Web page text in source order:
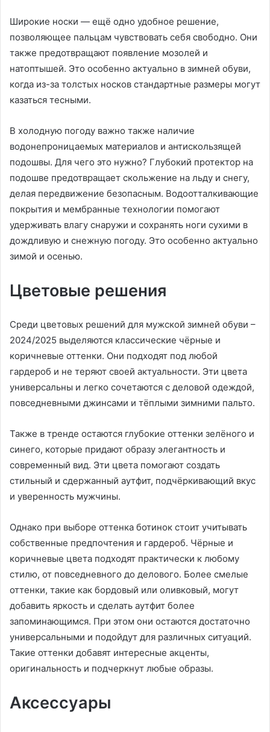
Широкие носки — ещё одно удобное решение,
позволяющее пальцам чувствовать себя свободно. Они
также предотвращают появление мозолей и
натоптышей. Это особенно актуально в зимней обуви,
когда из-за толстых носков стандартные размеры могут
казаться тесными.
В холодную погоду важно также наличие
водонепроницаемых материалов и антискользящей
подошвы. Для чего это нужно? Глубокий протектор на
подошве предотвращает скольжение на льду и снегу,
делая передвижение безопасным. Водоотталкивающие
покрытия и мембранные технологии помогают
удерживать влагу снаружи и сохранять ноги сухими в
дождливую и снежную погоду. Это особенно актуально
зимой и осенью.
Цветовые решения
Среди цветовых решений для мужской зимней обуви –
2024/2025 выделяются классические чёрные и
коричневые оттенки. Они подходят под любой
гардероб и не теряют своей актуальности. Эти цвета
универсальны и легко сочетаются с деловой одеждой,
повседневными джинсами и тёплыми зимними пальто.
Также в тренде остаются глубокие оттенки зелёного и
синего, которые придают образу элегантность и
современный вид. Эти цвета помогают создать
стильный и сдержанный аутфит, подчёркивающий вкус
и уверенность мужчины.
Однако при выборе оттенка ботинок стоит учитывать
собственные предпочтения и гардероб. Чёрные и
коричневые цвета подходят практически к любому
стилю, от повседневного до делового. Более смелые
оттенки, такие как бордовый или оливковый, могут
добавить яркость и сделать аутфит более
запоминающимся. При этом они остаются достаточно
универсальными и подойдут для различных ситуаций.
Такие оттенки добавят интересные акценты,
оригинальность и подчеркнут любые образы.
Аксессуары